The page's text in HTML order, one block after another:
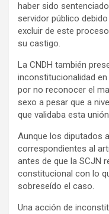
haber sido
servidor público
excluir de este
su castigo.
La CNDH también
inconstitucionalidad
por no reconocer el
sexo a pesar que a
que validaba esta
Aunque los diputados
correspondientes al
antes de que la SCJN
constitucional con lo
sobreseído el caso.
Una acción de